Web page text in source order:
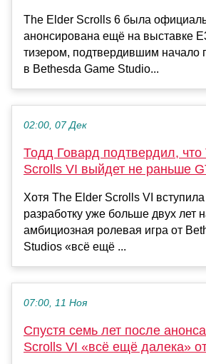
The Elder Scrolls 6 была
анонсирована ещё на выставке
тизером, подтвердившим начало
в Bethesda Game Studio...
02:00, 07 Дек
Тодд Говард подтвердил, что
Scrolls VI выйдет не раньше
Хотя The Elder Scrolls VI
разработку уже больше двух лет
амбициозная ролевая игра от
Studios «всё ещё ...
07:00, 11 Ноя
Спустя семь лет после
Scrolls VI «всё ещё далека»